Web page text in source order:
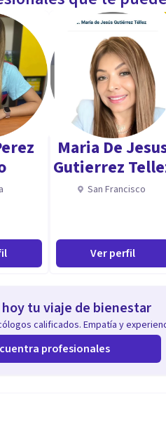
Maria De
Gutierrez
San Francisco
Ver perfil
tu viaje de bienestar
calificados. Empatía y
profesionales